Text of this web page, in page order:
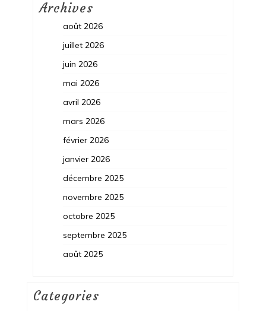
Archives
août 2026
juillet 2026
juin 2026
mai 2026
avril 2026
mars 2026
février 2026
janvier 2026
décembre 2025
novembre 2025
octobre 2025
septembre 2025
août 2025
Categories